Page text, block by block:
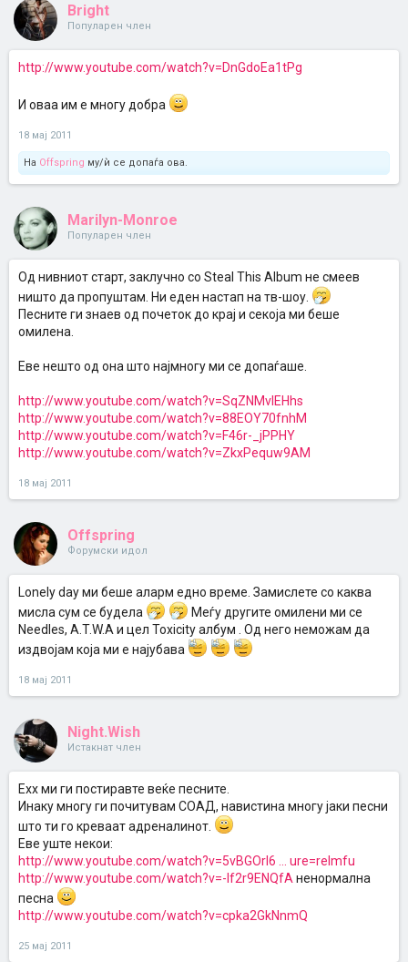
Bright
Популарен член
http://www.youtube.com/watch?v=DnGdoEa1tPg
И оваа им е многу добра
18 мај 2011
На Offspring му/ѝ се допаѓа ова.
Marilyn-Monroe
Популарен член
Од нивниот старт, заклучно со Steal This Album не смеев
ништо да пропуштам. Ни еден настап на тв-шоу.
Песните ги знаев од почеток до крај и секоја ми беше
омилена.
Еве нешто од она што најмногу ми се допаѓаше.
http://www.youtube.com/watch?v=SqZNMvIEHhs
http://www.youtube.com/watch?v=88EOY70fnhM
http://www.youtube.com/watch?v=F46r-_jPPHY
http://www.youtube.com/watch?v=ZkxPequw9AM
18 мај 2011
Offspring
Форумски идол
Lonely day ми беше аларм едно време. Замислете со каква
мисла сум се будела
Меѓу другите омилени ми се
Needles, A.T.W.A и цел Toxicity албум . Од него неможам да
издвојам која ми е најубава
18 мај 2011
Night.Wish
Истакнат член
Eхх ми ги постиравте веќе песните.
Инаку многу ги почитувам СОАД, навистина многу јаки песни
што ти го креваат адреналинот.
Еве уште некои:
http://www.youtube.com/watch?v=5vBGOrI6 ... ure=relmfu
http://www.youtube.com/watch?v=-If2r9ENQfA ненормална
песна
http://www.youtube.com/watch?v=cpka2GkNnmQ
25 мај 2011